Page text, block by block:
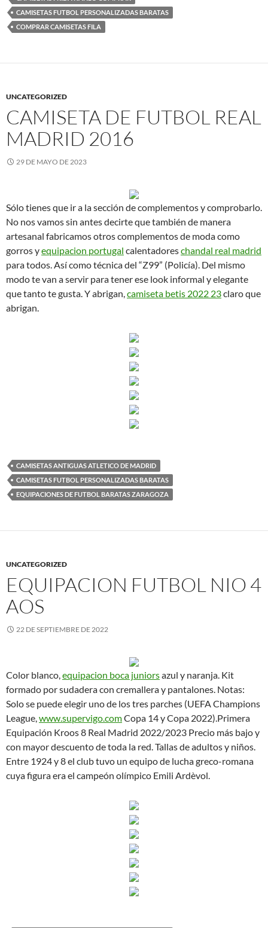
CAMISETAS FUTBOL PERSONALIZADAS BARATAS
COMPRAR CAMISETAS FILA
UNCATEGORIZED
CAMISETA DE FUTBOL REAL
MADRID 2016
29 DE MAYO DE 2023
Sólo tienes que ir a la sección de complementos y comprobarlo.
No nos vamos sin antes decirte que también de manera
artesanal fabricamos otros complementos de moda como
gorros yequipacion portugal calentadoreschandal real madrid
para todos. Así como técnica del “Z99” (Policía). Del mismo
modo te van a servir para tener ese look informal y elegante
que tanto te gusta. Y abrigan,camiseta betis 2022 23claro que
abrigan.
CAMISETAS ANTIGUAS ATLETICO DE MADRID
CAMISETAS FUTBOL PERSONALIZADAS BARATAS
EQUIPACIONES DE FUTBOL BARATAS ZARAGOZA
UNCATEGORIZED
EQUIPACION FUTBOL NIO 4
AOS
22 DE SEPTIEMBRE DE 2022
Color blanco,equipacion boca juniorsazul y naranja. Kit
formado por sudadera con cremallera y pantalones. Notas:
Solo se puede elegir uno de los tres parches (UEFA Champions
League,www.supervigo.comCopa 14 y Copa 2022).Primera
Equipación Kroos 8 Real Madrid 2022/2023 Precio más bajo y
con mayor descuento de toda la red. Tallas de adultos y niños.
Entre 1924 y 8 el club tuvo un equipo de lucha greco-romana
cuya figura era el campeón olímpico Emili Ardèvol.